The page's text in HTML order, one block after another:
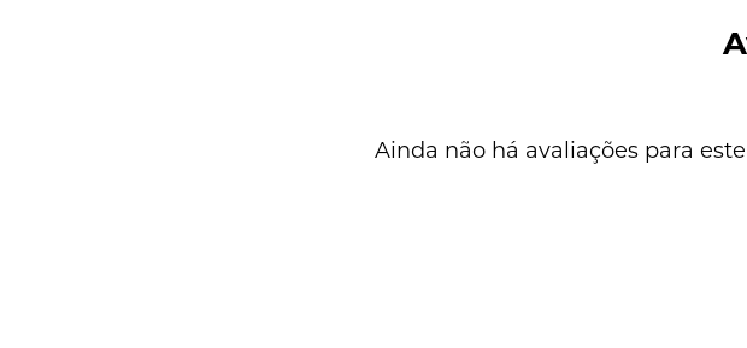
Ainda não há avaliações para